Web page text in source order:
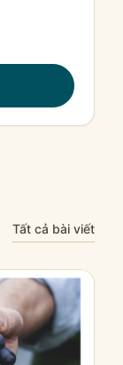
Tất cả bài viết